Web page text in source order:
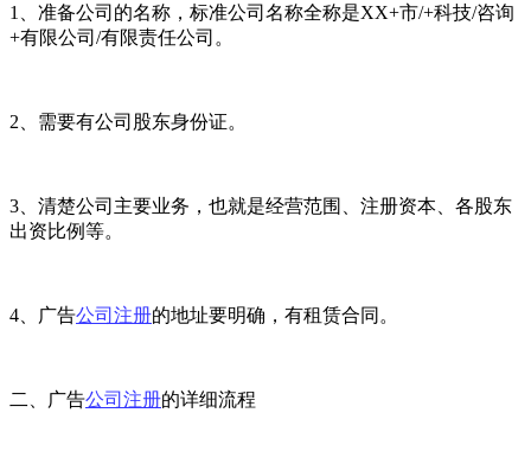
1、准备公司的名称，标准公司名称全称是XX+市/+科技/咨询
+有限公司/有限责任公司。
2、需要有公司股东身份证。
3、清楚公司主要业务，也就是经营范围、注册资本、各股东
出资比例等。
4、广告公司注册的地址要明确，有租赁合同。
二、广告公司注册的详细流程